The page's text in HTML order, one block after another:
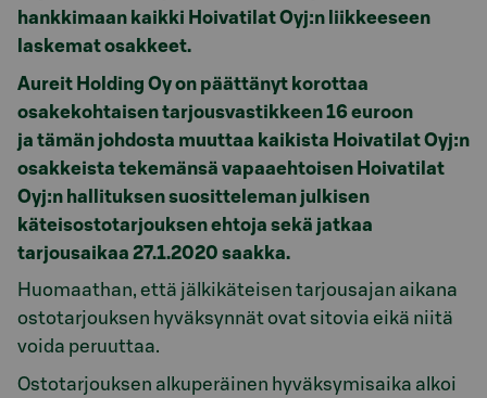
hankkimaan kaikki Hoivatilat Oyj:n liikkeeseen
laskemat osakkeet.
Aureit Holding Oy on päättänyt korottaa
osakekohtaisen tarjousvastikkeen 16 euroon
ja tämän johdosta muuttaa kaikista Hoivatilat Oyj:n
osakkeista tekemänsä vapaaehtoisen Hoivatilat
Oyj:n hallituksen suositteleman julkisen
käteisostotarjouksen ehtoja sekä jatkaa
tarjousaikaa 27.1.2020 saakka.
Huomaathan, että jälkikäteisen tarjousajan aikana
ostotarjouksen hyväksynnät ovat sitovia eikä niitä
voida peruuttaa.
Ostotarjouksen alkuperäinen hyväksymisaika alkoi